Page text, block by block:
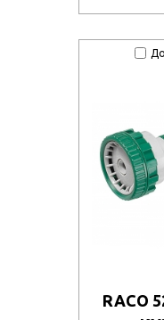
RACO